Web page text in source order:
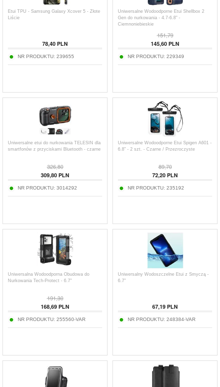
Etui TPU - Samsung Galaxy Xcover 5 - Złote
Liście
78,40 PLN
NR PRODUKTU: 239655
Uniwersalne Wodoodporne Etui Shellbox 2
Gen do nurkowania - 4.7-6.8" -
Ciemnoniebieskie
151,79
145,60 PLN
NR PRODUKTU: 229349
Uniwersalne etui do nurkowania TELESIN dla
smartfonów z przyciskami Bluetooth - czarne
326,80
309,80 PLN
NR PRODUKTU: 3014292
Uniwersalne Wodoodporne Etui Spigen A601 -
6.8" - 2 szt. - Czarne / Przezroczyste
89,70
72,20 PLN
NR PRODUKTU: 235192
Uniwersalna Wodoodporna Obudowa do
Nurkowania Tech-Protect - 6.7"
191,30
168,69 PLN
NR PRODUKTU: 255560-VAR
Uniwersalny Wodoszczelne Etui z Smyczą -
6.7"
67,19 PLN
NR PRODUKTU: 248384-VAR